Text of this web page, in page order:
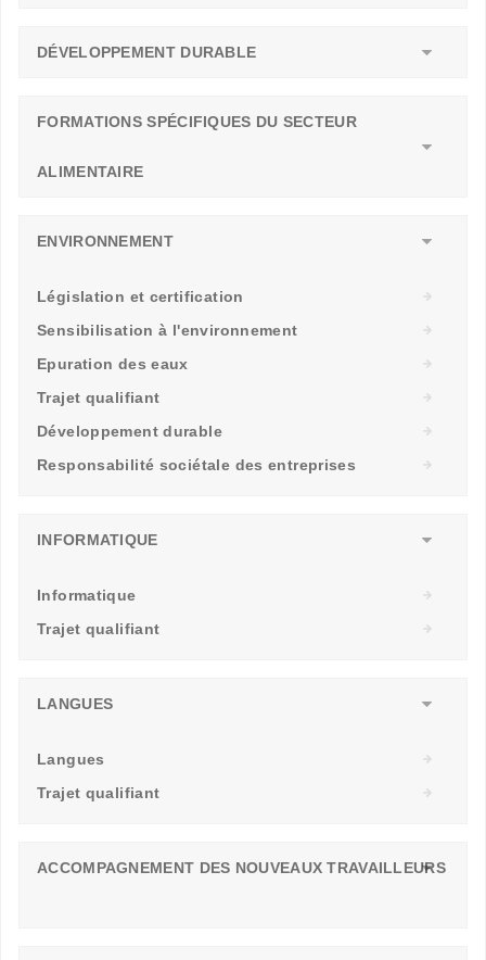
DÉVELOPPEMENT DURABLE
FORMATIONS SPÉCIFIQUES DU SECTEUR
ALIMENTAIRE
ENVIRONNEMENT
Législation et certification
Sensibilisation à l'environnement
Epuration des eaux
Trajet qualifiant
Développement durable
Responsabilité sociétale des entreprises
INFORMATIQUE
Informatique
Trajet qualifiant
LANGUES
Langues
Trajet qualifiant
ACCOMPAGNEMENT DES NOUVEAUX TRAVAILLEURS